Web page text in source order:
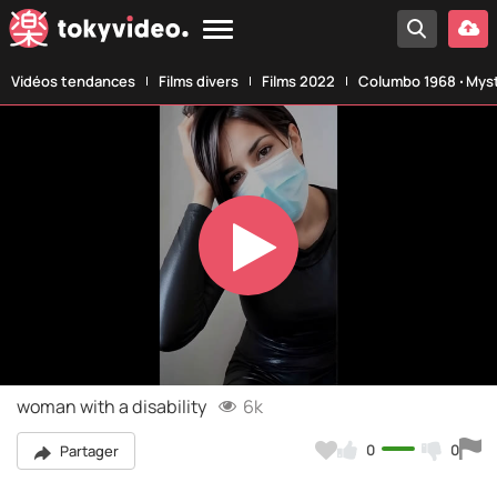
Vidéos tendances Films divers Films 2022 Columbo 1968 ‧
Play
Video
woman with a disability 6k
Partager 0 0